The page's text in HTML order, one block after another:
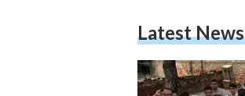
Latest News